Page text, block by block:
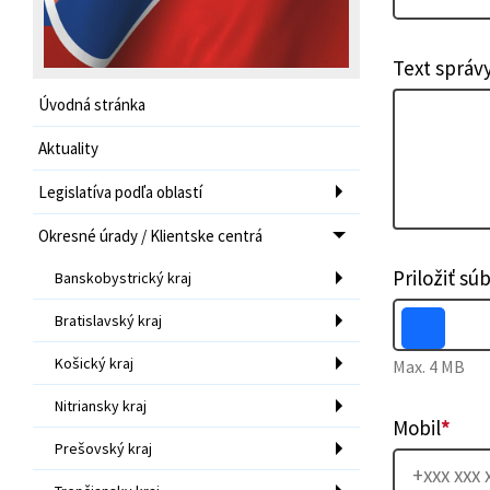
Úvodná stránka
Aktuality
Legislatíva podľa oblastí
Okresné úrady / Klientske centrá
Banskobystrický kraj
Bratislavský kraj
Košický kraj
Nitriansky kraj
Prešovský kraj
Text
Priložiť
Max. 4 MB
Mobil*